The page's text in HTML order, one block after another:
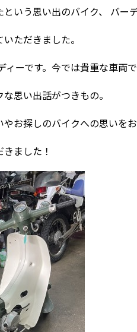
いう思い出のバイク、 バー
ただきました。
ィーです。今では貴重な車両
思い出話がつきもの。
お探しのバイクへの思いを
ました！